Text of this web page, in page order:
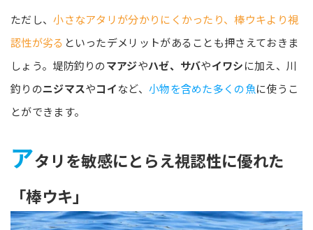
ただし、小さなアタリが分かりにくかったり、棒ウキより視
認性が劣る といったデメリットがあることも押さえておきま
しょう。堤防釣りのマアジやハゼ、サバやイワシに加え、川
釣りのニジマスやコイなど、 小物を含めた多くの魚に使うこ
とができます。
アタリを敏感にとらえ視認性に優れた
「棒ウキ」